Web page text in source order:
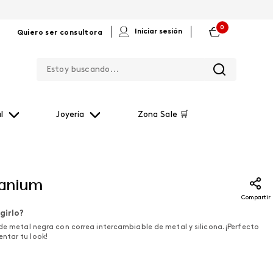
Quiero ser consultora Iniciar sesión
0
Joyería Zona Sale 🛒
Compartir
metal negra con correa intercambiable de metal y silicona. ¡Perfecto
tu look!